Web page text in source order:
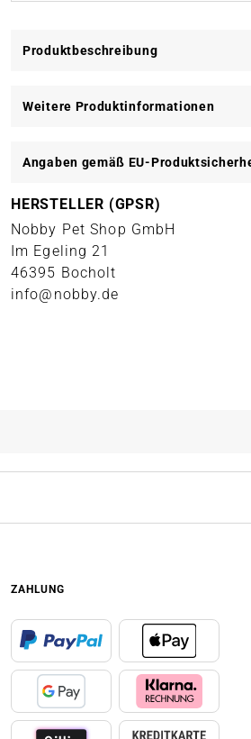
Produktbeschreibung
Weitere Produktinformationen
Angaben gemäß EU-
HERSTELLER (GPSR)
Nobby Pet Shop GmbH
Im Egeling 21
46395 Bocholt
info@nobby.de
ZAHLUNG